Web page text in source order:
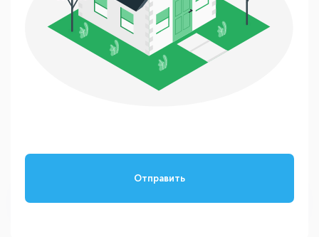
Отправить